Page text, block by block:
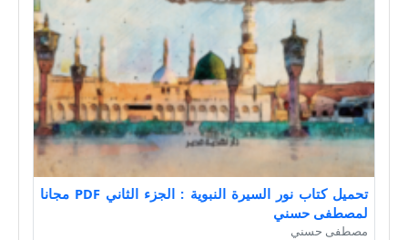
تحميل كتاب نور السيرة النبوية : الجزء الثاني PDF مجانا
لمصطفى حسني
مصطفى حسني